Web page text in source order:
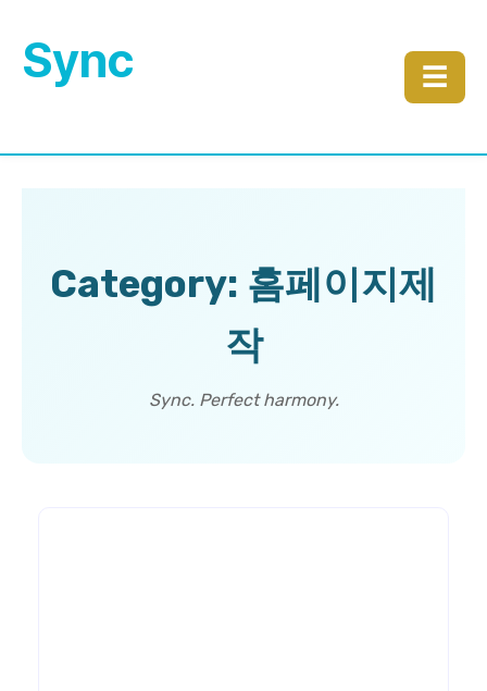
Sync ☰
Category: 홈페이지제
작
Sync. Perfect harmony.